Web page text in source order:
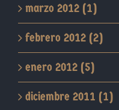
marzo 2012 (1)
febrero 2012 (2)
enero 2012 (5)
diciembre 2011 (1)